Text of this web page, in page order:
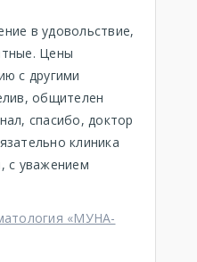
в удовольствие,
Цены
с другими
общителен
спасибо, доктор
клиника
с уважением
«МУНА-